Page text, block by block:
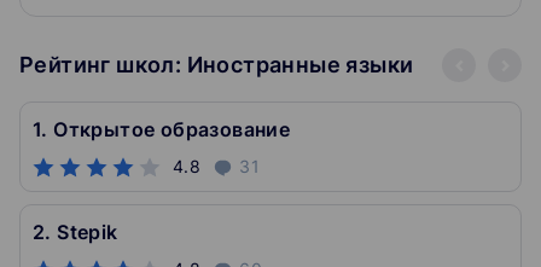
Рейтинг школ: Иностранные языки
1. Открытое образование
4.8 31
2. Stepik